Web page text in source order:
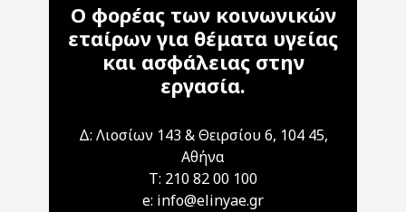
Ο φορέας των κοινωνικών
εταίρων για θέματα υγείας
και ασφάλειας στην
εργασία.
Δ: Λιοσίων 143 & Θειρσίου 6, 104 45,
Αθήνα
T: 210 82 00 100
e: info@elinyae.gr